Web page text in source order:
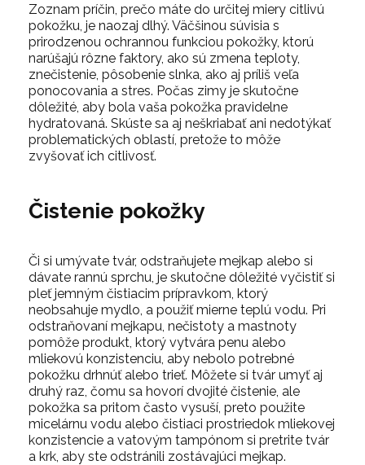
Zoznam príčin, prečo máte do určitej miery citlivú
pokožku, je naozaj dlhý. Väčšinou súvisia s
prirodzenou ochrannou funkciou pokožky, ktorú
narúšajú rôzne faktory, ako sú zmena teploty,
znečistenie, pôsobenie slnka, ako aj príliš veľa
ponocovania a stres. Počas zimy je skutočne
dôležité, aby bola vaša pokožka pravidelne
hydratovaná. Skúste sa aj neškriabať ani nedotýkať
problematických oblastí, pretože to môže
zvyšovať ich citlivosť.
Čistenie pokožky
Či si umývate tvár, odstraňujete mejkap alebo si
dávate rannú sprchu, je skutočne dôležité vyčistiť si
pleť jemným čistiacim prípravkom, ktorý
neobsahuje mydlo, a použiť mierne teplú vodu. Pri
odstraňovaní mejkapu, nečistoty a mastnoty
pomôže produkt, ktorý vytvára penu alebo
mliekovú konzistenciu, aby nebolo potrebné
pokožku drhnúť alebo trieť. Môžete si tvár umyť aj
druhý raz, čomu sa hovorí dvojité čistenie, ale
pokožka sa pritom často vysuší, preto použite
micelárnu vodu alebo čistiaci prostriedok mliekovej
konzistencie a vatovým tampónom si pretrite tvár
a krk, aby ste odstránili zostávajúci mejkap.